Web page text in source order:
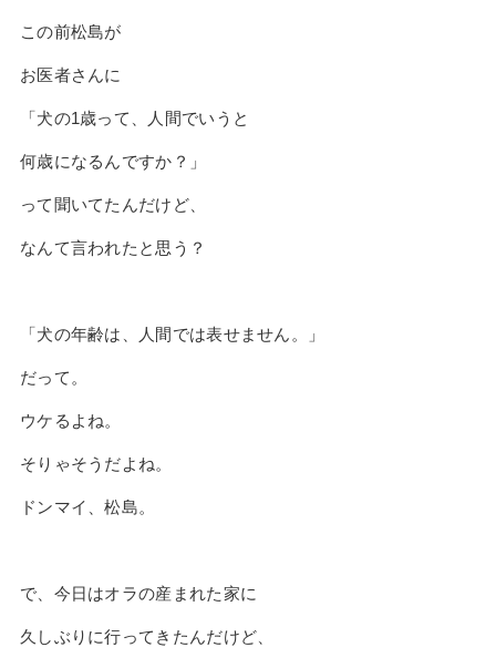
この前松島が
お医者さんに
「犬の1歳って、人間でいうと
何歳になるんですか？」
って聞いてたんだけど、
なんて言われたと思う？
「犬の年齢は、人間では表せません。」
だって。
ウケるよね。
そりゃそうだよね。
ドンマイ、松島。
で、今日はオラの産まれた家に
久しぶりに行ってきたんだけど、